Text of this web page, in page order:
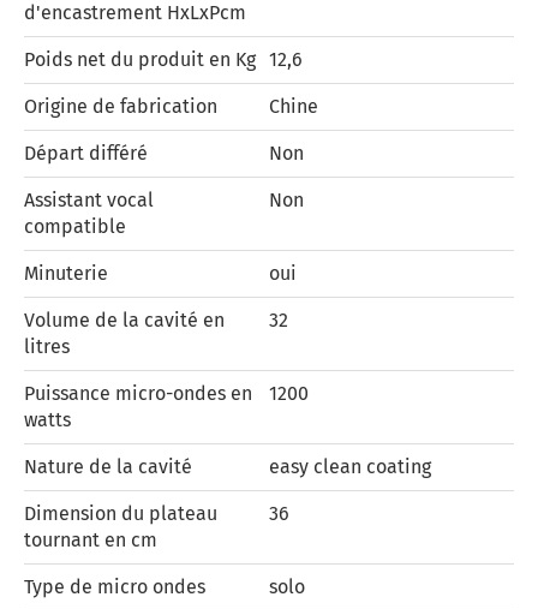
d'encastrement HxLxPcm
Poids net du produit en Kg 12,6
Origine de fabrication Chine
Départ différé Non
Assistant vocal
compatible
Non
Minuterie oui
Volume de la cavité en
litres
32
Puissance micro-ondes en
watts
1200
Nature de la cavité easy clean coating
Dimension du plateau
tournant en cm
36
Type de micro ondes solo